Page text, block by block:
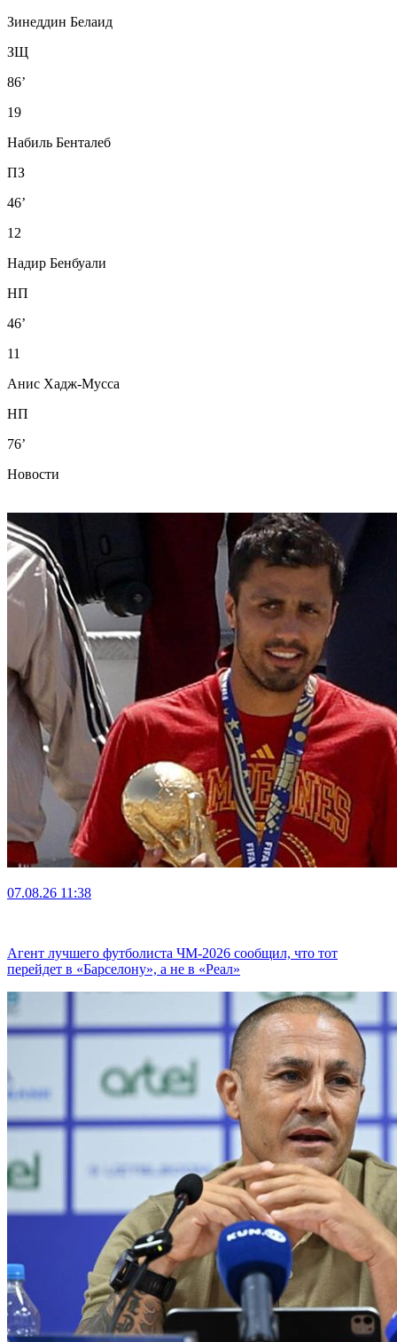
Зинеддин Белаид
ЗЩ
86’
19
Набиль Бенталеб
ПЗ
46’
12
Надир Бенбуали
НП
46’
11
Анис Хадж-Мусса
НП
76’
Новости
07.08.26 11:38
Агент лучшего футболиста ЧМ-2026 cообщил, что тот
перейдет в «Барселону», а не в «Реал»